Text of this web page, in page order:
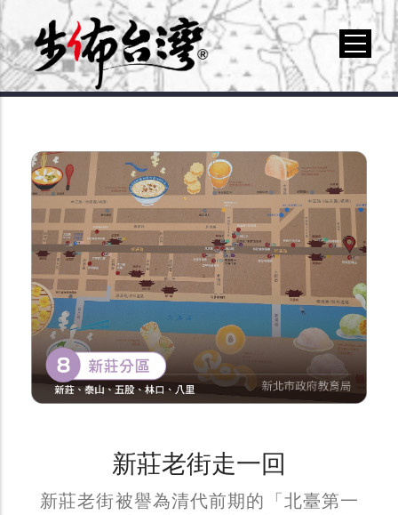
新莊老街走一回
新莊老街被譽為清代前期的「北臺第一